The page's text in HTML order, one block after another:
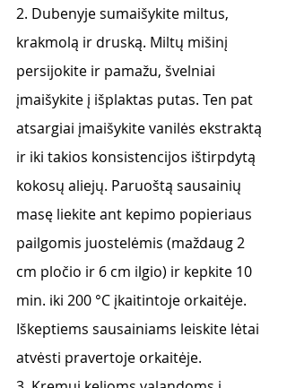
2. Dubenyje sumaišykite miltus,
krakmolą ir druską. Miltų mišinį
persijokite ir pamažu, švelniai
įmaišykite į išplaktas putas. Ten pat
atsargiai įmaišykite vanilės ekstraktą
ir iki takios konsistencijos ištirpdytą
kokosų aliejų. Paruoštą sausainių
masę liekite ant kepimo popieriaus
pailgomis juostelėmis (maždaug 2
cm pločio ir 6 cm ilgio) ir kepkite 10
min. iki 200 °C įkaitintoje orkaitėje.
Iškeptiems sausainiams leiskite lėtai
atvėsti pravertoje orkaitėje.